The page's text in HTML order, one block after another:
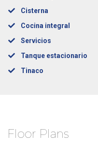
Cisterna
Cocina integral
Servicios
Tanque estacionario
Tinaco
Floor Plans